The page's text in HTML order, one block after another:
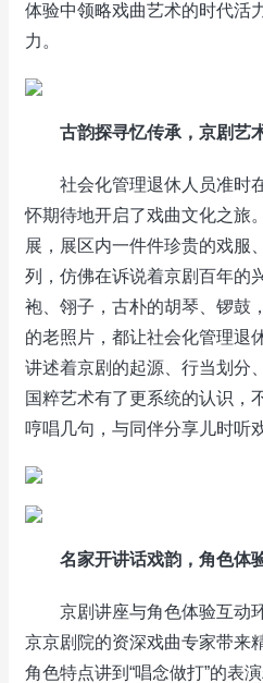
体验中领略戏曲艺术的时代活
力。
古韵探寻忆传承，京剧艺
社会化管理退休人员准时
怀期待地开启了戏曲文化之旅
展，展区内一件件珍贵的戏服
列，仿佛在诉说着京剧百年的
袍、翎子，古朴的胡琴、锣鼓
的老照片，都让社会化管理退
讲述着京剧的起源、行当划分
国粹艺术有了更系统的认识，
哼唱几句，与同伴分享儿时听
名家开讲话戏韵，角色体
京剧讲座与角色体验互动
京京剧院的资深戏曲专家带来
角色特点讲到“唱念做打”的表